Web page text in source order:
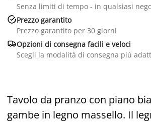
Senza limiti di tempo - in qualsiasi
Prezzo garantito
Prezzo garantito per 30 giorni
Opzioni di consegna facili e veloci
Scegli la modalità di consegna più
Tavolo da pranzo con piano
gambe in legno massello. Il